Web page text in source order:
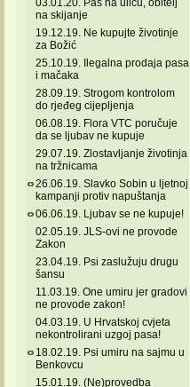
03.01.20. Pas na ulicu, obitelj
na skijanje
19.12.19. Ne kupujte životinje
za Božić
25.10.19. Ilegalna prodaja pasa
i mačaka
28.09.19. Strogom kontrolom
do rjeđeg cijepljenja
06.08.19. Flora VTC poručuje
da se ljubav ne kupuje
29.07.19. Zlostavljanje životinja
na tržnicama
26.06.19. Slavko Sobin u ljetnoj
kampanji protiv napuštanja
06.06.19. Ljubav se ne kupuje!
02.05.19. JLS-ovi ne provode
Zakon
23.04.19. Psi zaslužuju drugu
šansu
11.03.19. One umiru jer gradovi
ne provode zakon!
04.03.19. U Hrvatskoj cvjeta
nekontrolirani uzgoj pasa!
18.02.19. Psi umiru na sajmu u
Benkovcu
15.01.19. (Ne)provedba